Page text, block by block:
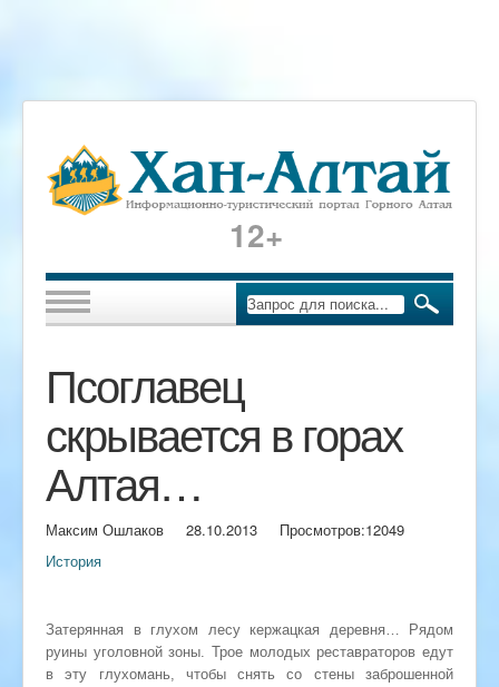
12+
Псоглавец
скрывается в горах
Алтая…
Максим Ошлаков 28.10.2013 Просмотров:12049
История
Затерянная в глухом лесу кержацкая деревня… Рядом
руины уголовной зоны. Трое молодых реставраторов едут
в эту глухомань, чтобы снять со стены заброшенной